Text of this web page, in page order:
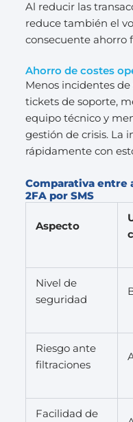
Al reducir las
reduce también el
consecuente ahorro
Ahorro de costes
Menos incidentes
tickets de soporte,
equipo técnico y
gestión de crisis. La
rápidamente con
Comparativa entre
2FA por SMS
Aspecto
Nivel de
seguridad
Riesgo ante
filtraciones
Facilidad de